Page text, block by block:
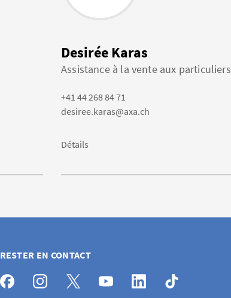
Desirée Karas
Assistance à la vente aux particuliers
+41 44 268 84 71
desiree.karas@axa.ch
Détails
RESTER EN CONTACT